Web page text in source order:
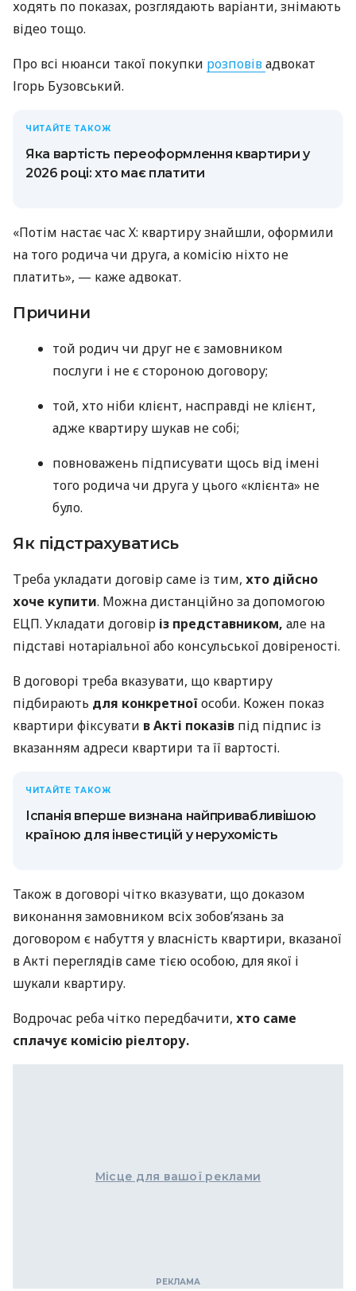
ходять по показах, розглядають варіанти, знімають
відео тощо.
Про всі нюанси такої покупки розповівадвокат
Ігорь Бузовський.
ЧИТАЙТЕ ТАКОЖ
Яка вартість переоформлення квартири у
2026 році: хто має платити
«Потім настає час Х: квартиру знайшли, оформили
на того родича чи друга, а комісію ніхто не
платить», — каже адвокат.
Причини
той родич чи друг не є замовником
послуги і не є стороною договору;
той, хто ніби клієнт, насправді не клієнт,
адже квартиру шукав не собі;
повноважень підписувати щось від імені
того родича чи друга у цього «клієнта» не
було.
Як підстрахуватись
Треба укладати договір саме із тим, хто дійсно
хоче купити. Можна дистанційно за допомогою
ЕЦП. Укладати договір із представником, але на
підставі нотаріальної або консульської довіреності.
В договорі треба вказувати, що квартиру
підбирають для конкретноїособи. Кожен показ
квартири фіксувати в Акті показів під підпис із
вказанням адреси квартири та її вартості.
ЧИТАЙТЕ ТАКОЖ
Іспанія вперше визнана найпривабливішою
країною для інвестицій у нерухомість
Також в договорі чітко вказувати, що доказом
виконання замовником всіх зобов’язань за
договором є набуття у власність квартири, вказаної
в Акті переглядів саме тією особою, для якої і
шукали квартиру.
Водрочас реба чітко передбачити, хто саме
сплачує комісію ріелтору.
Місце для вашої реклами